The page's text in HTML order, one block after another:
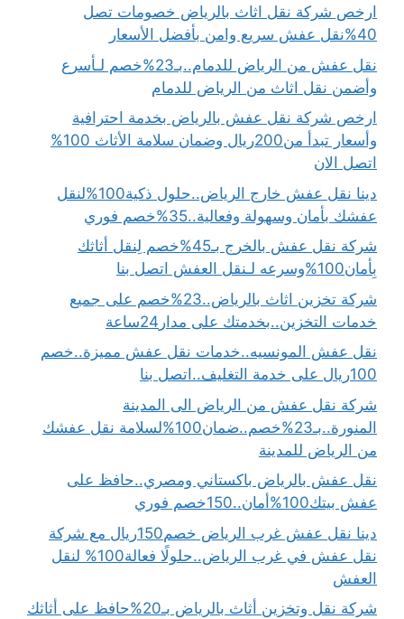
ارخص شركة نقل اثاث بالرياض خصومات تصل
40%نقل عفش سريع وامن بأفضل الأسعار
نقل عفش من الرياض للدمام..بـ23%خصم لـأسرع
وأضمن نقل اثاث من الرياض للدمام
ارخص شركة نقل عفش بالرياض بخدمة احترافية
وأسعار تبدأ من200ريال وضمان سلامة الأثاث 100%
اتصل الان
دينا نقل عفش خارج الرياض..حلول ذكية100%لنقل
عفشك بأمان وسهولة وفعالية..35%خصم فوري
شركة نقل عفش بالخرج بـ45%خصم لِنقل أثاثك
بِأمان100%وسرعه لـنقل العفش اتصل بنا
شركة تخزين اثاث بالرياض..23%خصم على جميع
خدمات التخزين..بخدمتك على مدار24ساعة
نقل عفش المونسيه..خدمات نقل عفش مميزة..خصم
100ريال على خدمة التغليف..اتصل بنا
شركة نقل عفش من الرياض الى المدينة
المنورة..بـ23%خصم..ضمان100%لسلامة نقل عفشك
من الرياض للمدينة
نقل عفش بالرياض باكستاني ومصري..حافظ على
عفش بيتك100%أمان..150خصم فوري
دينا نقل عفش غرب الرياض خصم150ريال مع شركة
نقل عفش في غرب الرياض..حلولًا فعالة100% لنقل
العفش
شركة نقل وتخزين أثاث بالرياض بـ20%حافظ على أثاثك